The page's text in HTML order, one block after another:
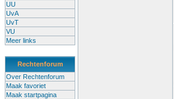
UU
UvA
UvT
VU
Meer links
Rechtenforum
Over Rechtenforum
Maak favoriet
Maak startpagina